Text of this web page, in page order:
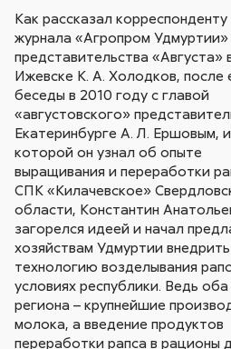
Как рассказал корреспонденту
журнала «Агропром Удмуртии»
представительства «Августа»
Ижевске К. А. Холодков, после
беседы в 2010 году с главой
«августовского»
Екатеринбурге А. Л. Ершовым,
которой он узнал об опыте
выращивания и переработки
СПК «Килачевское»
области, Константин
загорелся идеей и начал
хозяйствам Удмуртии внедрить
технологию возделывания
условиях республики. Ведь оба
региона – крупнейшие
молока, а введение продуктов
переработки рапса в рационы